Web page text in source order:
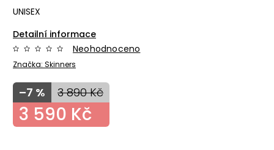
UNISEX
Detailní informace
Značka: Skinners
Neohodnoceno
3 890 Kč
–7 %
3 590 Kč